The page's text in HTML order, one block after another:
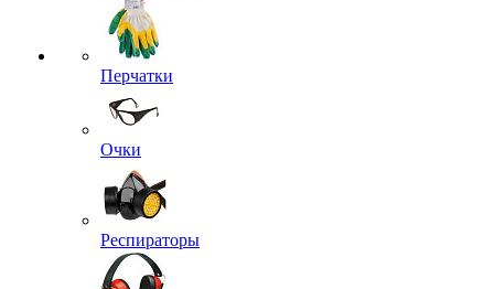
Перчатки
Очки
Респираторы